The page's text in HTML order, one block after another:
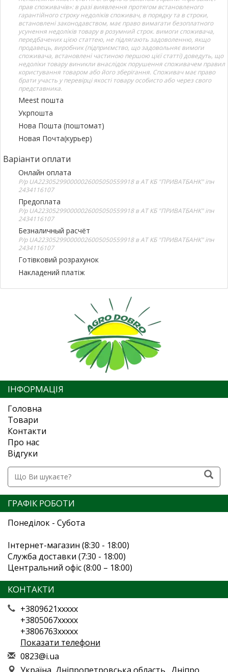
прав споживачів»: в разі виявлення протягом встановленого
гарантійного строку недоліків споживач, в порядку та в строки,
встановлені законодавством, має право вимагати безоплатного
усунення недоліків товару в розумний строк. вимоги споживача,
передбачених цією статтею, не підлягають задоволенню, якщо
продавець, виробник (підприємство, що задовольняє вимоги
споживача, встановлені частиною першою цієї статті) доведуть, що
недоліки товару виникли внаслідок порушення споживачем правил
користування товаром або його зберігання. Споживач має право
брати участь у перевірці якості товару особисто або через свого
представника.
Meest пошта
Укрпошта
Нова Пошта (поштомат)
Новая Почта(курьер)
Варіанти оплати
Онлайн оплата
Р/р UA223052990000026005050559918 в АТ КБ "ПРИВАТБАНК" іпн
2434116107
Предоплата
Р/р UA223052990000026005050559918 в АТ КБ "ПРИВАТБАНК" іпн
2434116107
Безналичный расчёт
Р/р UA223052990000026005050559918 в АТ КБ "ПРИВАТБАНК" іпн
2434116107
Готівковий розрахунок
Накладений платіж
ІНФОРМАЦІЯ
Головна
Товари
Контакти
Про нас
Відгуки
ГРАФІК РОБОТИ
Понеділок - Субота
Інтернет-магазин (8:30 - 18:00)
Служба доставки (7:30 - 18:00)
Центральний офіс (8:00 – 18:00)
КОНТАКТИ
+3809621xxxxx
+3805067xxxxx
+3806763xxxxx
Показати телефони
0823@i.ua
Україна, Дніпропетровська область., Дніпро,